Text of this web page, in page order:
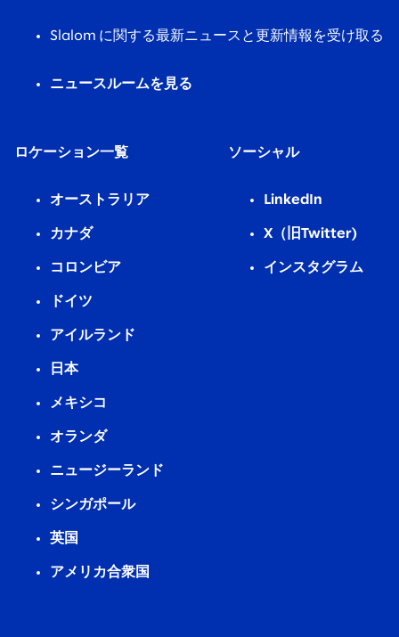
Slalom に関する最新ニュースと更新情報を受け取る
ニュースルームを見る
ロケーション一覧
オーストラリア
カナダ
コロンビア
ドイツ
アイルランド
日本
メキシコ
オランダ
ニュージーランド
シンガポール
英国
アメリカ合衆国
ソーシャル
LinkedIn
X（旧Twitter)
インスタグラム